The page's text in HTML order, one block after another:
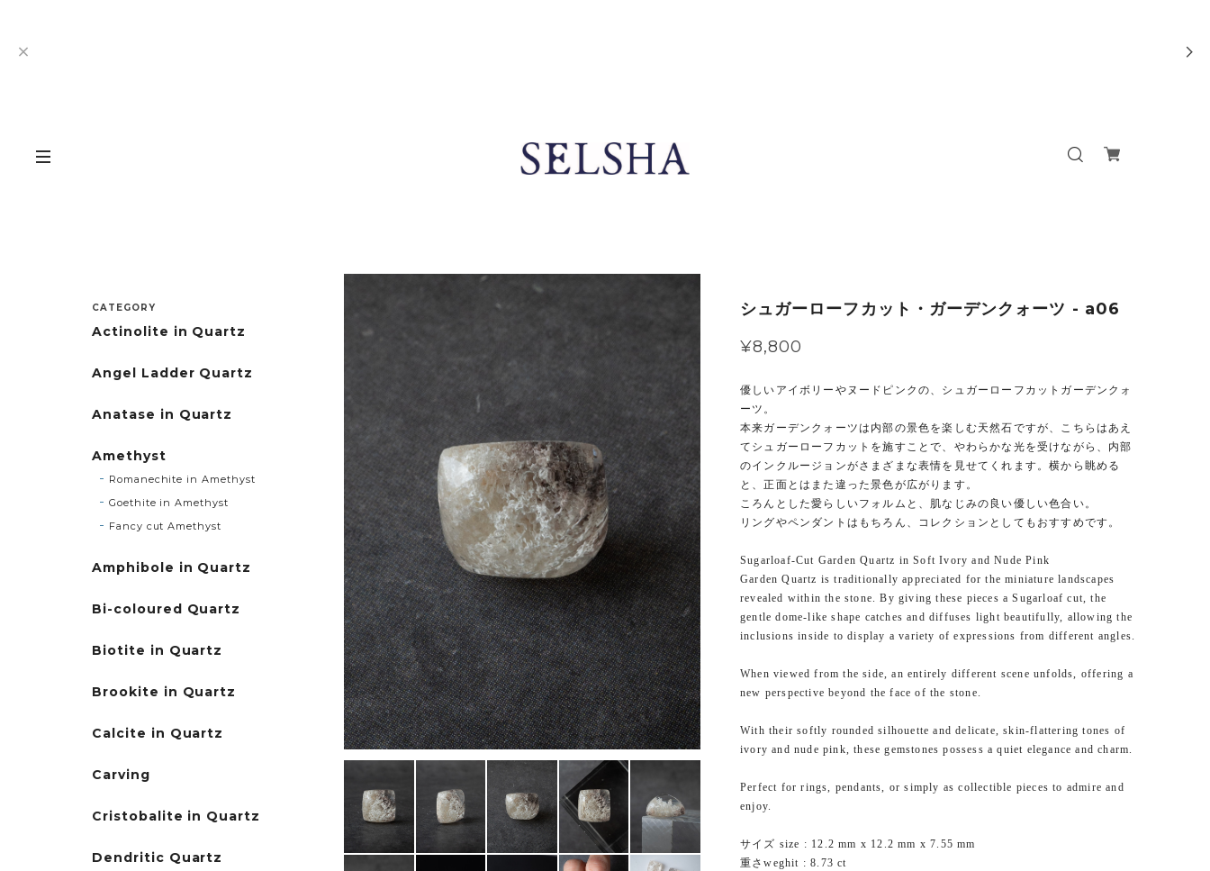
シュガーローフカット・ガーデンクォーツ - a06
¥8,800
優しいアイボリーやヌードピンクの、シュガーローフカットガーデンクォ
ーツ。
本来ガーデンクォーツは内部の景色を楽しむ天然石ですが、こちらはあえ
てシュガーローフカットを施すことで、やわらかな光を受けながら、内部
のインクルージョンがさまざまな表情を見せてくれます。横から眺める
と、正面とはまた違った景色が広がります。
ころんとした愛らしいフォルムと、肌なじみの良い優しい色合い。
リングやペンダントはもちろん、コレクションとしてもおすすめです。
Sugarloaf-Cut Garden Quartz in Soft Ivory and Nude Pink
Garden Quartz is traditionally appreciated for the miniature landscapes
revealed within the stone. By giving these pieces a Sugarloaf cut, the
gentle dome-like shape catches and diffuses light beautifully, allowing the
inclusions inside to display a variety of expressions from different angles.
When viewed from the side, an entirely different scene unfolds, offering a
new perspective beyond the face of the stone.
With their softly rounded silhouette and delicate, skin-flattering tones of
ivory and nude pink, these gemstones possess a quiet elegance and charm.
Perfect for rings, pendants, or simply as collectible pieces to admire and
enjoy.
サイズ size : 12.2 mm x 12.2 mm x 7.55 mm
重さweghit : 8.73 ct
CATEGORY
Actinolite in Quartz
Angel Ladder Quartz
Anatase in Quartz
Amethyst
Romanechite in Amethyst
Goethite in Amethyst
Fancy cut Amethyst
Amphibole in Quartz
Bi-coloured Quartz
Biotite in Quartz
Brookite in Quartz
Calcite in Quartz
Carving
Cristobalite in Quartz
Dendritic Quartz